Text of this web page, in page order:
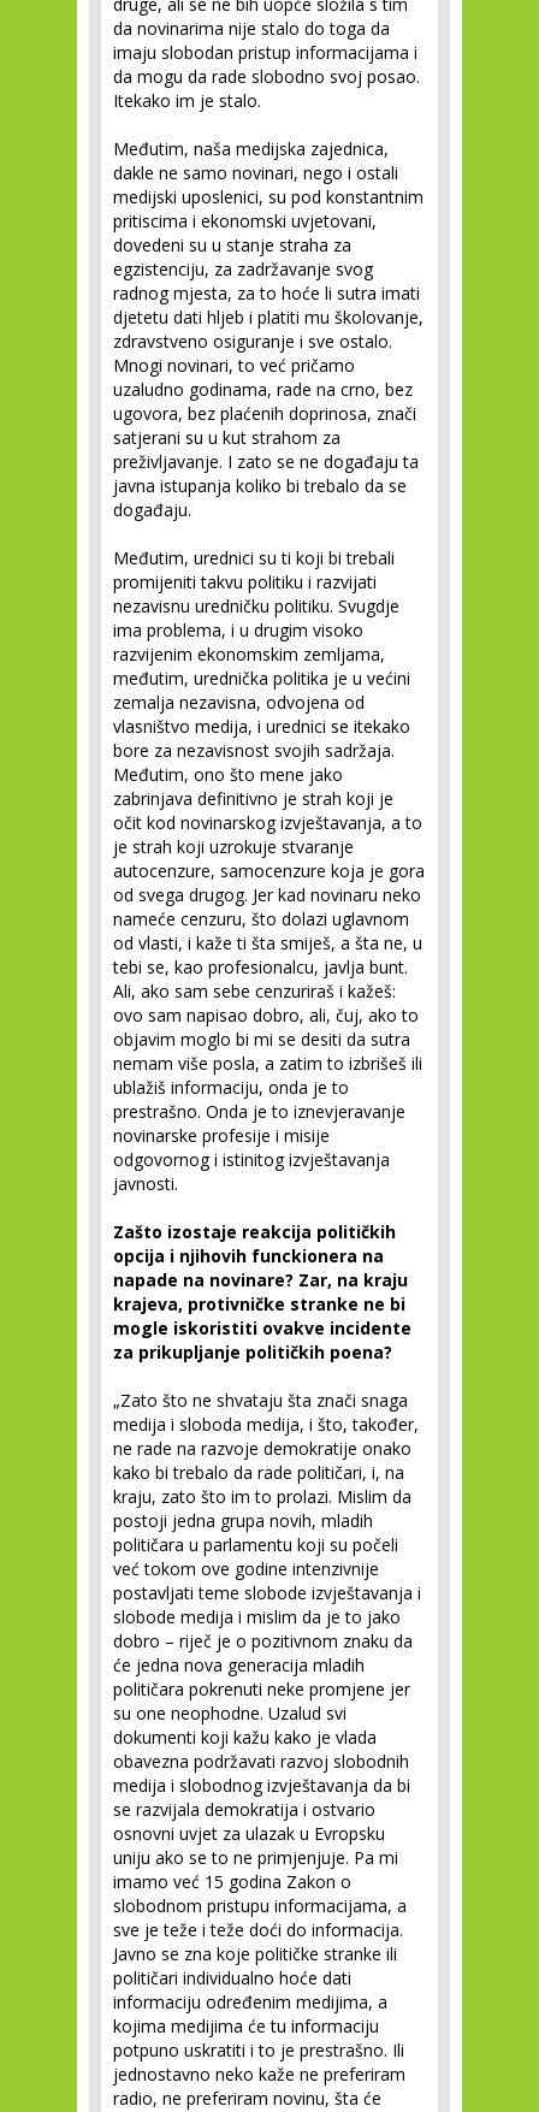
da novinarima nije stalo do toga da
imaju slobodan pristup informacijama i
da mogu da rade slobodno svoj posao.
Itekako im je stalo.
Međutim, naša medijska zajednica,
dakle ne samo novinari, nego i ostali
medijski uposlenici, su pod konstantnim
pritiscima i ekonomski uvjetovani,
dovedeni su u stanje straha za
egzistenciju, za zadržavanje svog
radnog mjesta, za to hoće li sutra imati
djetetu dati hljeb i platiti mu školovanje,
zdravstveno osiguranje i sve ostalo.
Mnogi novinari, to već pričamo
uzaludno godinama, rade na crno, bez
ugovora, bez plaćenih doprinosa, znači
satjerani su u kut strahom za
preživljavanje. I zato se ne događaju ta
javna istupanja koliko bi trebalo da se
događaju.
Međutim, urednici su ti koji bi trebali
promijeniti takvu politiku i razvijati
nezavisnu uredničku politiku. Svugdje
ima problema, i u drugim visoko
razvijenim ekonomskim zemljama,
međutim, urednička politika je u većini
zemalja nezavisna, odvojena od
vlasništvo medija, i urednici se itekako
bore za nezavisnost svojih sadržaja.
Međutim, ono što mene jako
zabrinjava definitivno je strah koji je
očit kod novinarskog izvještavanja, a to
je strah koji uzrokuje stvaranje
autocenzure, samocenzure koja je gora
od svega drugog. Jer kad novinaru neko
nameće cenzuru, što dolazi uglavnom
od vlasti, i kaže ti šta smiješ, a šta ne, u
tebi se, kao profesionalcu, javlja bunt.
Ali, ako sam sebe cenzuriraš i kažeš:
ovo sam napisao dobro, ali, čuj, ako to
objavim moglo bi mi se desiti da sutra
nemam više posla, a zatim to izbrišeš ili
ublažiš informaciju, onda je to
prestrašno. Onda je to iznevjeravanje
novinarske profesije i misije
odgovornog i istinitog izvještavanja
javnosti.
Zašto izostaje reakcija političkih
opcija i njihovih funckionera na
napade na novinare? Zar, na kraju
krajeva, protivničke stranke ne bi
mogle iskoristiti ovakve incidente
za prikupljanje političkih poena?
„Zato što ne shvataju šta znači snaga
medija i sloboda medija, i što, također,
ne rade na razvoje demokratije onako
kako bi trebalo da rade političari, i, na
kraju, zato što im to prolazi. Mislim da
postoji jedna grupa novih, mladih
političara u parlamentu koji su počeli
već tokom ove godine intenzivnije
postavljati teme slobode izvještavanja i
slobode medija i mislim da je to jako
dobro – riječ je o pozitivnom znaku da
će jedna nova generacija mladih
političara pokrenuti neke promjene jer
su one neophodne. Uzalud svi
dokumenti koji kažu kako je vlada
obavezna podržavati razvoj slobodnih
medija i slobodnog izvještavanja da bi
se razvijala demokratija i ostvario
osnovni uvjet za ulazak u Evropsku
uniju ako se to ne primjenjuje. Pa mi
imamo već 15 godina Zakon o
slobodnom pristupu informacijama, a
sve je teže i teže doći do informacija.
Javno se zna koje političke stranke ili
političari individualno hoće dati
informaciju određenim medijima, a
kojima medijima će tu informaciju
potpuno uskratiti i to je prestrašno. Ili
jednostavno neko kaže ne preferiram
radio, ne preferiram novinu, šta će